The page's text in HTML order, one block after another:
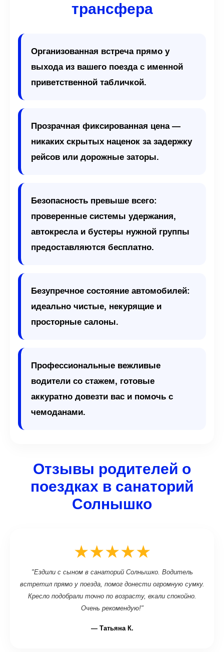
трансфера
Организованная встреча прямо у
выхода из вашего поезда с именной
приветственной табличкой.
Прозрачная фиксированная цена —
никаких скрытых наценок за задержку
рейсов или дорожные заторы.
Безопасность превыше всего:
проверенные системы удержания,
автокресла и бустеры нужной группы
предоставляются бесплатно.
Безупречное состояние автомобилей:
идеально чистые, некурящие и
просторные салоны.
Профессиональные вежливые
водители со стажем, готовые
аккуратно довезти вас и помочь с
чемоданами.
Отзывы родителей о
поездках в санаторий
Солнышко
★★★★★
"Ездили с сыном в санаторий Солнышко. Водитель
встретил прямо у поезда, помог донести огромную сумку.
Кресло подобрали точно по возрасту, ехали спокойно.
Очень рекомендую!"
— Татьяна К.